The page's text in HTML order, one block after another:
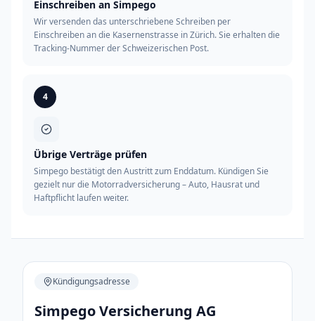
Einschreiben an Simpego
Wir versenden das unterschriebene Schreiben per
Einschreiben an die Kasernenstrasse in Zürich. Sie erhalten die
Tracking-Nummer der Schweizerischen Post.
4
Übrige Verträge prüfen
Simpego bestätigt den Austritt zum Enddatum. Kündigen Sie
gezielt nur die Motorradversicherung – Auto, Hausrat und
Haftpflicht laufen weiter.
Kündigungsadresse
Simpego Versicherung AG